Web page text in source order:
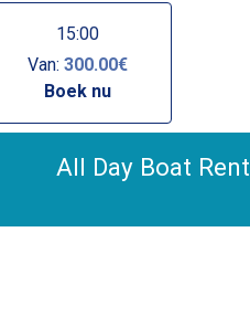
15:00
Van:300.00€
Boek nu
All Day Boat